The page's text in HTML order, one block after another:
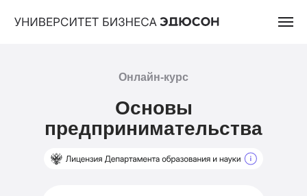
Основы
предпринимательства
Онлайн-курс